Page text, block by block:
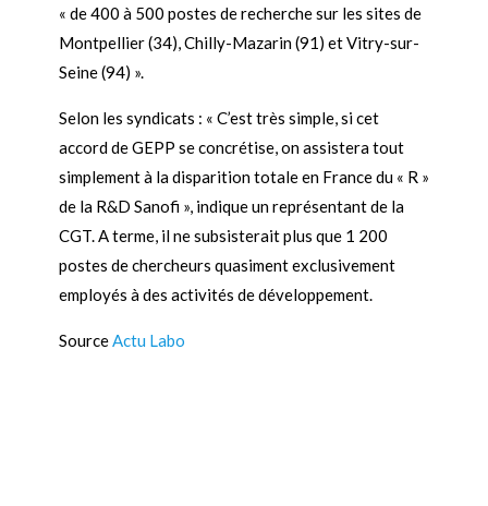
« de 400 à 500 postes de recherche sur les sites de
Montpellier (34), Chilly-Mazarin (91) et Vitry-sur-
Seine (94) ».
Selon les syndicats : « C’est très simple, si cet
accord de GEPP se concrétise, on assistera tout
simplement à la disparition totale en France du « R »
de la R&D Sanofi », indique un représentant de la
CGT. A terme, il ne subsisterait plus que 1 200
postes de chercheurs quasiment exclusivement
employés à des activités de développement.
SourceActu Labo